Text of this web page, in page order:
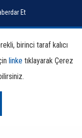
Et
Bilgileri
birinci taraf kalıcı
linke tıklayarak Çerez